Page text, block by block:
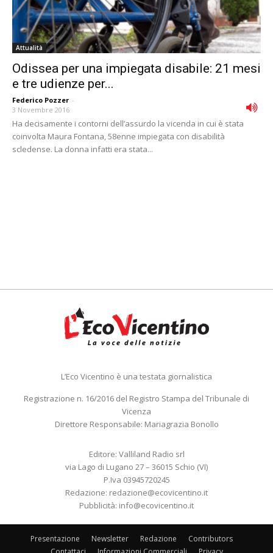
Attualità
Odissea per una impiegata disabile: 21 mesi
e tre udienze per...
Federico Pozzer -
3 Novembre 2016
Ha decisamente i contorni dell’assurdo la vicenda in cui è stata
coinvolta Maura Fontana, 58enne impiegata con disabilità
scledense. La donna infatti era stata...
L’Eco Vicentino è una testata giornalistica
Registrazione n. 16/2016 del Registro Stampa del Tribunale di
Vicenza
Direttore Responsabile: Mariagrazia Bonollo
Editore: Valliland Radio srl
via Lago di Lugano 27 – 36015 Schio (VI)
P.Iva 03945720245
Redazione: redazione@ecovicentino.it
Pubblicità: info@ecovicentino.it
Presentazione Newsletter Redazione
Contributors